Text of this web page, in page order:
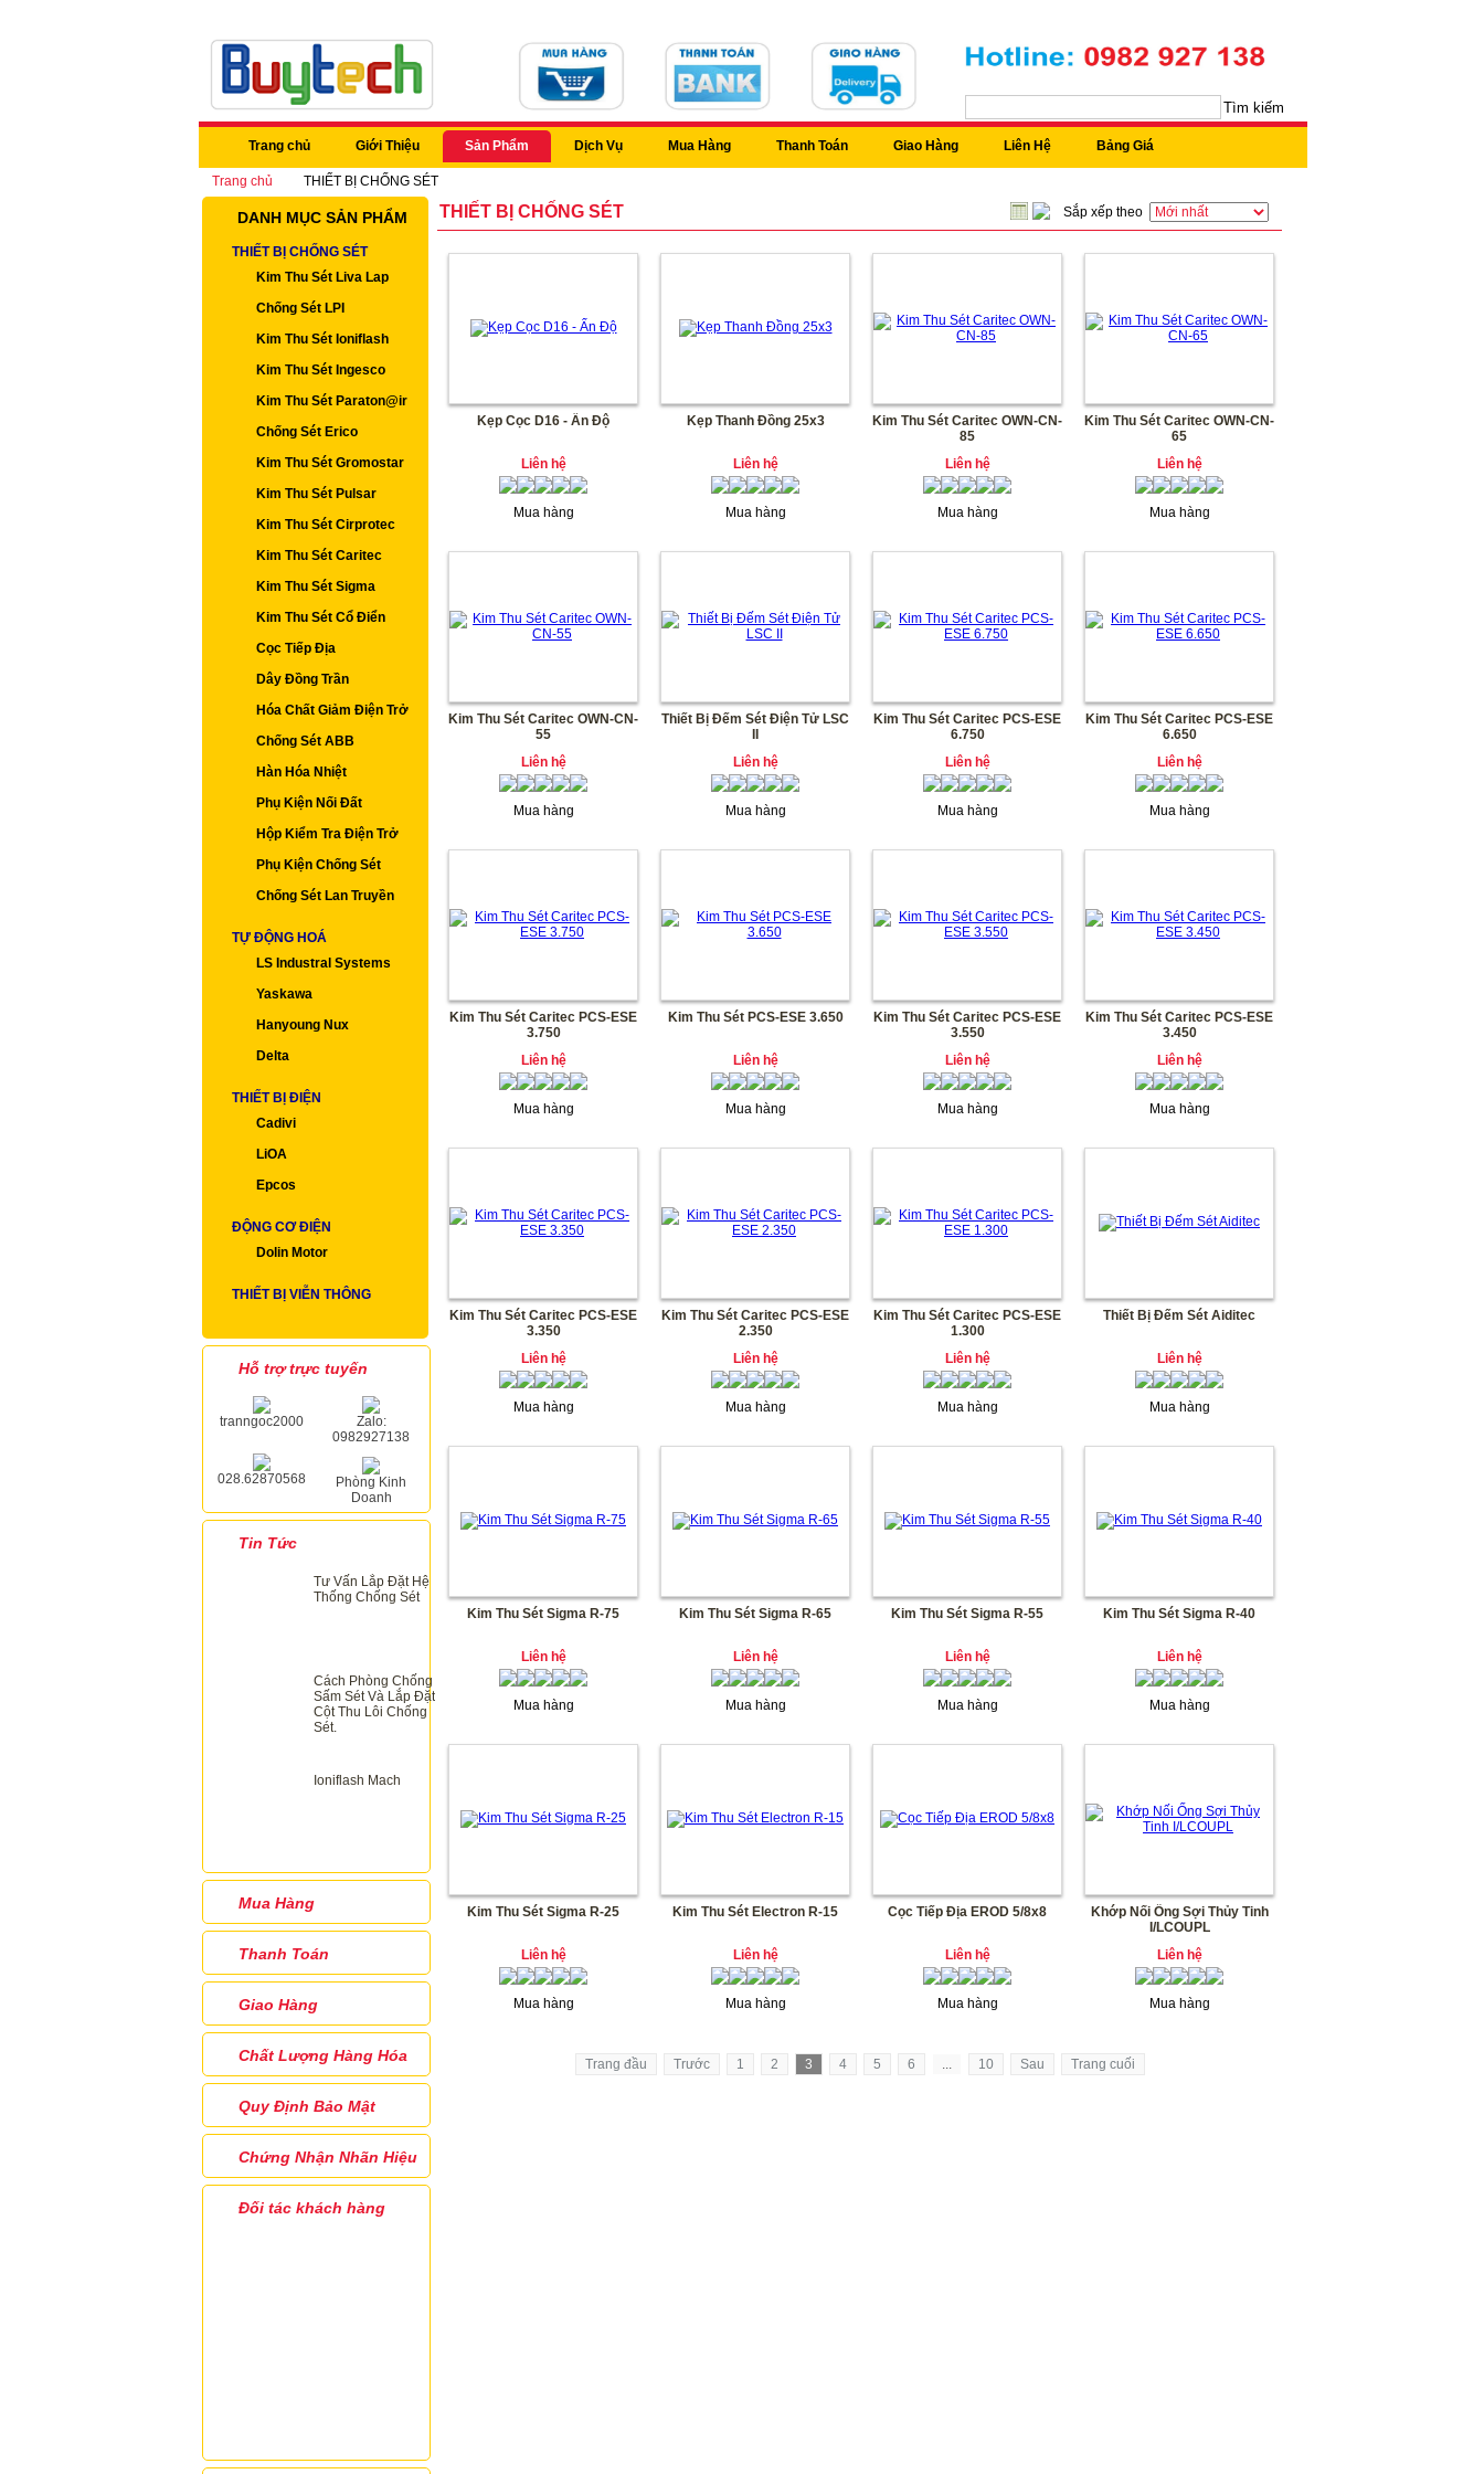
Tìm kiếm
Trang chủ Giới Thiệu Sản Phẩm Dịch Vụ Mua Hàng Thanh Toán Giao Hàng Liên Hệ Bảng Giá
Trang chủ THIẾT BỊ CHỐNG SÉT
DANH MỤC SẢN PHẨM
THIẾT BỊ CHỐNG SÉT
Kim Thu Sét Liva Lap
Chống Sét LPI
Kim Thu Sét Ioniflash
Kim Thu Sét Ingesco
Kim Thu Sét Paraton@ir
Chống Sét Erico
Kim Thu Sét Gromostar
Kim Thu Sét Pulsar
Kim Thu Sét Cirprotec
Kim Thu Sét Caritec
Kim Thu Sét Sigma
Kim Thu Sét Cổ Điển
Cọc Tiếp Địa
Dây Đồng Trần
Hóa Chất Giảm Điện Trở
Chống Sét ABB
Hàn Hóa Nhiệt
Phụ Kiện Nối Đất
Hộp Kiểm Tra Điện Trở
Phụ Kiện Chống Sét
Chống Sét Lan Truyền
TỰ ĐỘNG HOÁ
LS Industral Systems
Yaskawa
Hanyoung Nux
Delta
THIẾT BỊ ĐIỆN
Cadivi
LiOA
Epcos
ĐỘNG CƠ ĐIỆN
Dolin Motor
THIẾT BỊ VIỄN THÔNG
Hỗ trợ trực tuyến
tranngoc2000
Zalo:
0982927138
028.62870568
Phòng Kinh
Doanh
Tin Tức
Tư Vấn Lắp Đặt Hệ
Thống Chống Sét
Cách Phòng Chống
Sấm Sét Và Lắp Đặt
Cột Thu Lôi Chống
Sét.
Ioniflash Mach
Mua Hàng
Thanh Toán
Giao Hàng
Chất Lượng Hàng Hóa
Quy Định Bảo Mật
Chứng Nhận Nhãn Hiệu
Đối tác khách hàng
THIẾT BỊ CHỐNG SÉT Sắp xếp theo
Kẹp Cọc D16 - Ấn Độ
Liên hệ
Mua hàng
Kẹp Thanh Đồng 25x3
Liên hệ
Mua hàng
Kim Thu Sét Caritec OWN-CN-
85
Liên hệ
Mua hàng
Kim Thu Sét Caritec OWN-CN-
65
Liên hệ
Mua hàng
Kim Thu Sét Caritec OWN-CN-
55
Liên hệ
Mua hàng
Thiết Bị Đếm Sét Điện Tử LSC
Liên hệ
Mua hàng
Kim Thu Sét Caritec PCS-ESE
6.750
Liên hệ
Mua hàng
Kim Thu Sét Caritec PCS-ESE
6.650
Liên hệ
Mua hàng
Kim Thu Sét Caritec PCS-ESE
3.750
Liên hệ
Mua hàng
Kim Thu Sét PCS-ESE 3.650
Liên hệ
Mua hàng
Kim Thu Sét Caritec PCS-ESE
3.550
Liên hệ
Mua hàng
Kim Thu Sét Caritec PCS-ESE
3.450
Liên hệ
Mua hàng
Kim Thu Sét Caritec PCS-ESE
3.350
Liên hệ
Mua hàng
Kim Thu Sét Caritec PCS-ESE
2.350
Liên hệ
Mua hàng
Kim Thu Sét Caritec PCS-ESE
1.300
Liên hệ
Mua hàng
Thiết Bị Đếm Sét Aiditec
Liên hệ
Mua hàng
Kim Thu Sét Sigma R-75
Liên hệ
Mua hàng
Kim Thu Sét Sigma R-65
Liên hệ
Mua hàng
Kim Thu Sét Sigma R-55
Liên hệ
Mua hàng
Kim Thu Sét Sigma R-40
Liên hệ
Mua hàng
Kim Thu Sét Sigma R-25
Liên hệ
Mua hàng
Kim Thu Sét Electron R-15
Liên hệ
Mua hàng
Cọc Tiếp Địa EROD 5/8x8
Liên hệ
Mua hàng
Khớp Nối Ống Sợi Thủy Tinh
I/LCOUPL
Liên hệ
Mua hàng
Trang đầu Trước 1 2 3 4 5 6 ... 10 Sau Trang cuối